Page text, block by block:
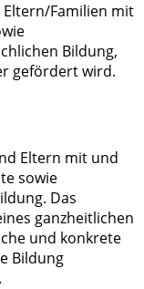
Familien mit
Bildung,
gefördert wird.
Eltern mit und
sowie
Das
ganzheitlichen
und konkrete
Bildung